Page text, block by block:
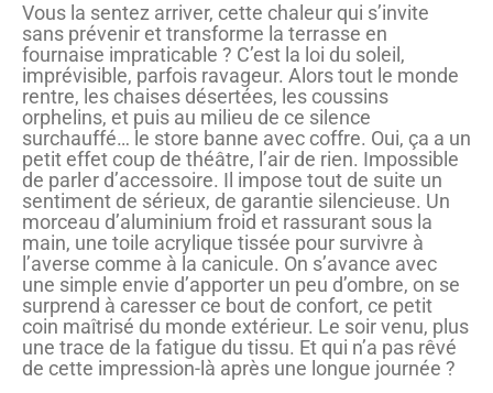
Vous la sentez arriver, cette chaleur qui s’invite
sans prévenir et transforme la terrasse en
fournaise impraticable ? C’est la loi du soleil,
imprévisible, parfois ravageur. Alors tout le monde
rentre, les chaises désertées, les coussins
orphelins, et puis au milieu de ce silence
surchauffé… le store banne avec coffre. Oui, ça a un
petit effet coup de théâtre, l’air de rien. Impossible
de parler d’accessoire. Il impose tout de suite un
sentiment de sérieux, de garantie silencieuse. Un
morceau d’aluminium froid et rassurant sous la
main, une toile acrylique tissée pour survivre à
l’averse comme à la canicule. On s’avance avec
une simple envie d’apporter un peu d’ombre, on se
surprend à caresser ce bout de confort, ce petit
coin maîtrisé du monde extérieur. Le soir venu, plus
une trace de la fatigue du tissu. Et qui n’a pas rêvé
de cette impression-là après une longue journée ?